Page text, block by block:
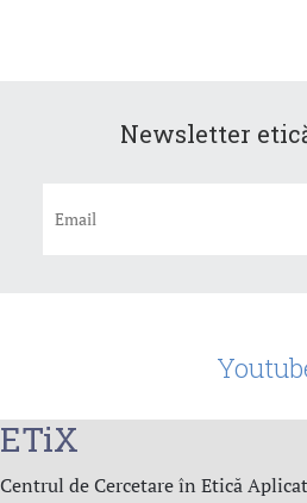
Newsletter
ETiX
Centrul de Cercetare în Etică